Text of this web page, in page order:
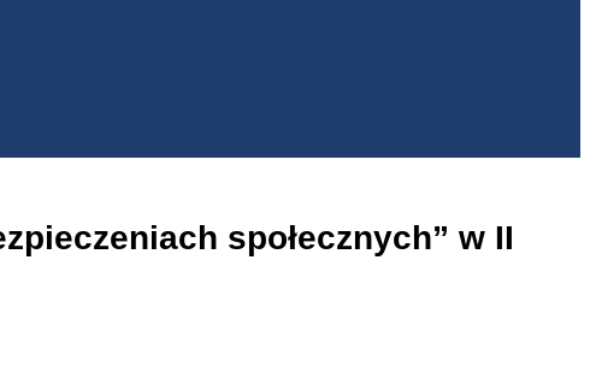
społecznych” w II